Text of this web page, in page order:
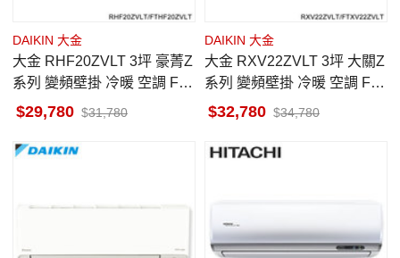
DAIKIN 大金
大金 RHF20ZVLT 3坪 豪菁Z
系列 變頻壁掛 冷暖 空調 FT
HF20ZVLT 售價已折活動
29,780 31,780
DAIKIN 大金
大金 RXV22ZVLT 3坪 大關Z
系列 變頻壁掛 冷暖 空調 FT
XV22ZVLT 售價已折活動
32,780 34,780